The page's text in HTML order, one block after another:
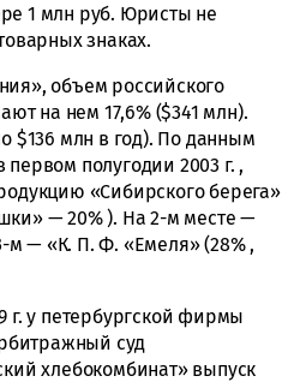
1 млн руб. Юристы не
знаках.
объем российского
на нем 17,6% ($341 млн).
$136 млн в год). По данным
полугодии 2003 г. ,
«Сибирского берега»
— 20% ). На 2-м месте —
м — «К. П. Ф. «Емеля» (28% ,
г. у петербургской фирмы
суд
хлебокомбинат» выпуск